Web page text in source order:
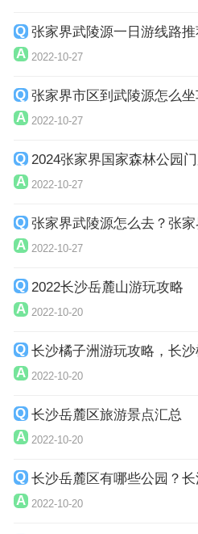
张家界武陵源一日游线路
2022-10-27
张家界市区到武陵源怎么坐
2022-10-27
2024张家界国家森林公园
2022-10-27
张家界武陵源怎么去？张
2022-10-27
2022长沙岳麓山游玩攻略
2022-10-20
长沙橘子洲游玩攻略，长
2022-10-20
长沙岳麓区旅游景点汇总
2022-10-20
长沙岳麓区有哪些公园？
2022-10-20